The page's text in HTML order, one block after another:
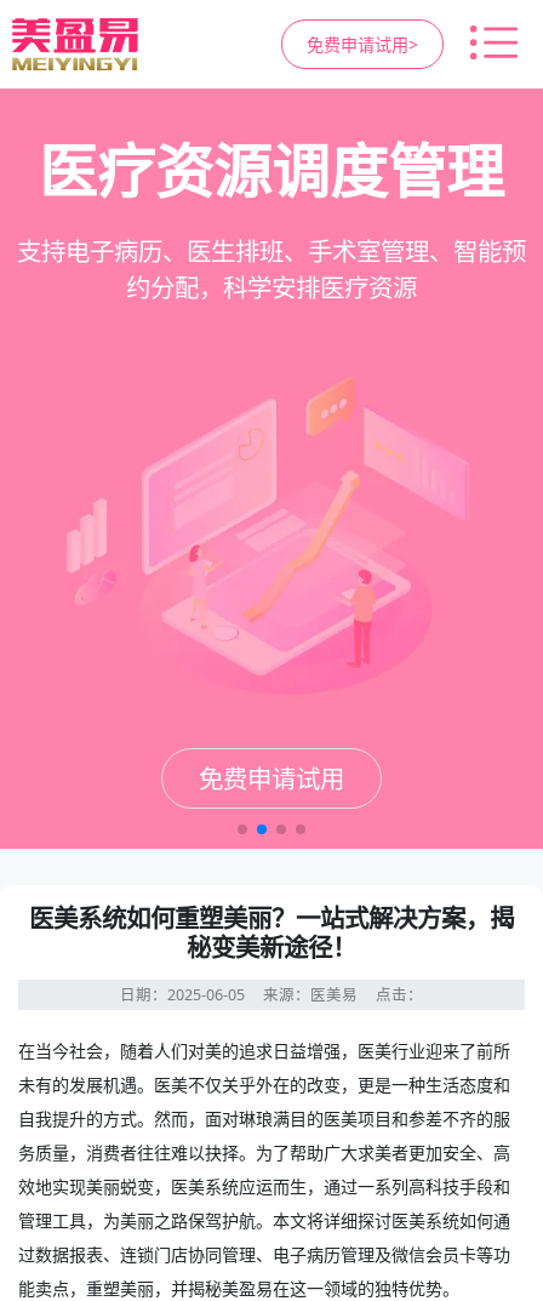
免费申请试用>
智慧医美管理系统
一站式解决医美机构预约、咨询、手术安排、会
员管理、财务核算全流程管理
免费申请试用
医疗资源调度管理
支持电子病历、医生排班、手术室管理、智能预
约分配，科学安排医疗资源
免费申请试用
高净值客户价值挖掘
支持客户分级管理、消费轨迹追踪、个性化方案
定制、实现客户长期价值挖掘
免费申请试用
营销与私域运营
提供小程序商城、私域scrm、项目套餐、裂变分
销多种营销工具，助力获客与转化
免费申请试用
医美系统如何重塑美丽？一站式解决方案，揭
秘变美新途径！
日期：2025-06-05 来源：医美易 点击：
在当今社会，随着人们对美的追求日益增强，医美行业迎来了前所
未有的发展机遇。医美不仅关乎外在的改变，更是一种生活态度和
自我提升的方式。然而，面对琳琅满目的医美项目和参差不齐的服
务质量，消费者往往难以抉择。为了帮助广大求美者更加安全、高
效地实现美丽蜕变， 医美系统应运而生，通过一系列高科技手段和
管理工具，为美丽之路保驾护航。本文将详细探讨医美系统如何通
过数据报表、连锁门店协同管理、电子病历管理及微信会员卡等功
能卖点，重塑美丽，并揭秘美盈易在这一领域的独特优势。